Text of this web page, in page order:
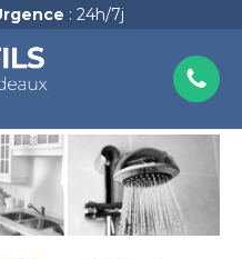
: 24h/7j